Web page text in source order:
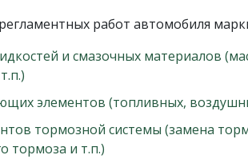
работ автомобиля
и смазочных материалов
элементов (топливных,
тормозной системы (замена
тормоза и т.п.)